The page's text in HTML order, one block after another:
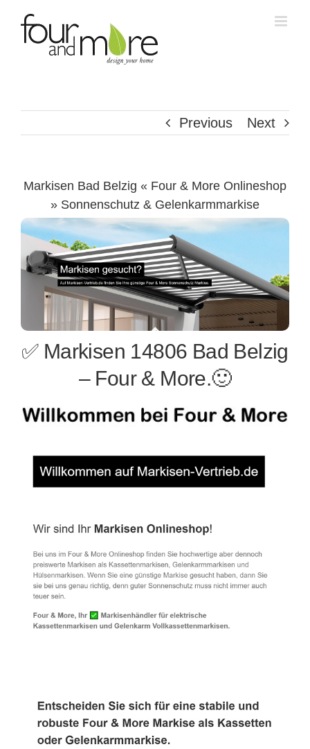
Previous Next
Markisen Bad Belzig « Four & More Onlineshop
» Sonnenschutz & Gelenkarmmarkise
✅ Markisen 14806 Bad Belzig
– Four & More.🙂